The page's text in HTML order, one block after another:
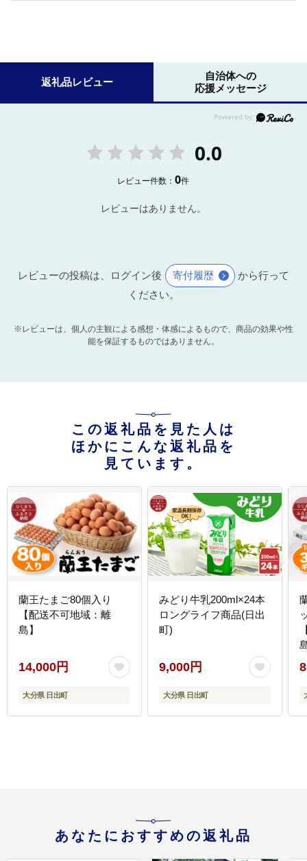
返礼品レビュー
自治体への
応援メッセージ
0.0
レビュー件数：0件
レビューはありません。
レビューの投稿は、ログイン後 寄付履歴
から行って
ください。
※レビューは、個人の主観による感想・体感によるもので、商品の効果や性
能を保証するものではありません。
この返礼品を見た人は
ほかにこんな返礼品を
見ています。
蘭王たまご80個入り
【配送不可地域：離
島】
14,000円
大分県 日出町
みどり牛乳200ml×24本
ロングライフ商品(日出
町)
9,000円
大分県 日出町
あなたにおすすめの返礼品